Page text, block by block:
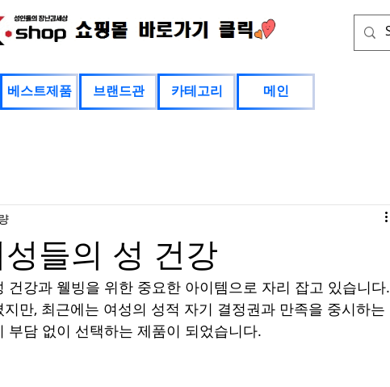
베스트제품 브랜드관 카테고리 메인
들의 성 건강
건강과 웰빙을 위한 중요한 아이템으로 자리 잡고 있습니다.
만, 최근에는 여성의 성적 자기 결정권과 만족을 중시하는
부담 없이 선택하는 제품이 되었습니다.